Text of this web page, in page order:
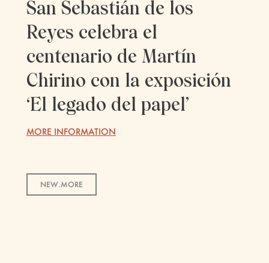
San Sebastián de los
Reyes celebra el
centenario de Martín
Chirino con la exposición
‘El legado del papel’
MORE INFORMATION
NEW.MORE